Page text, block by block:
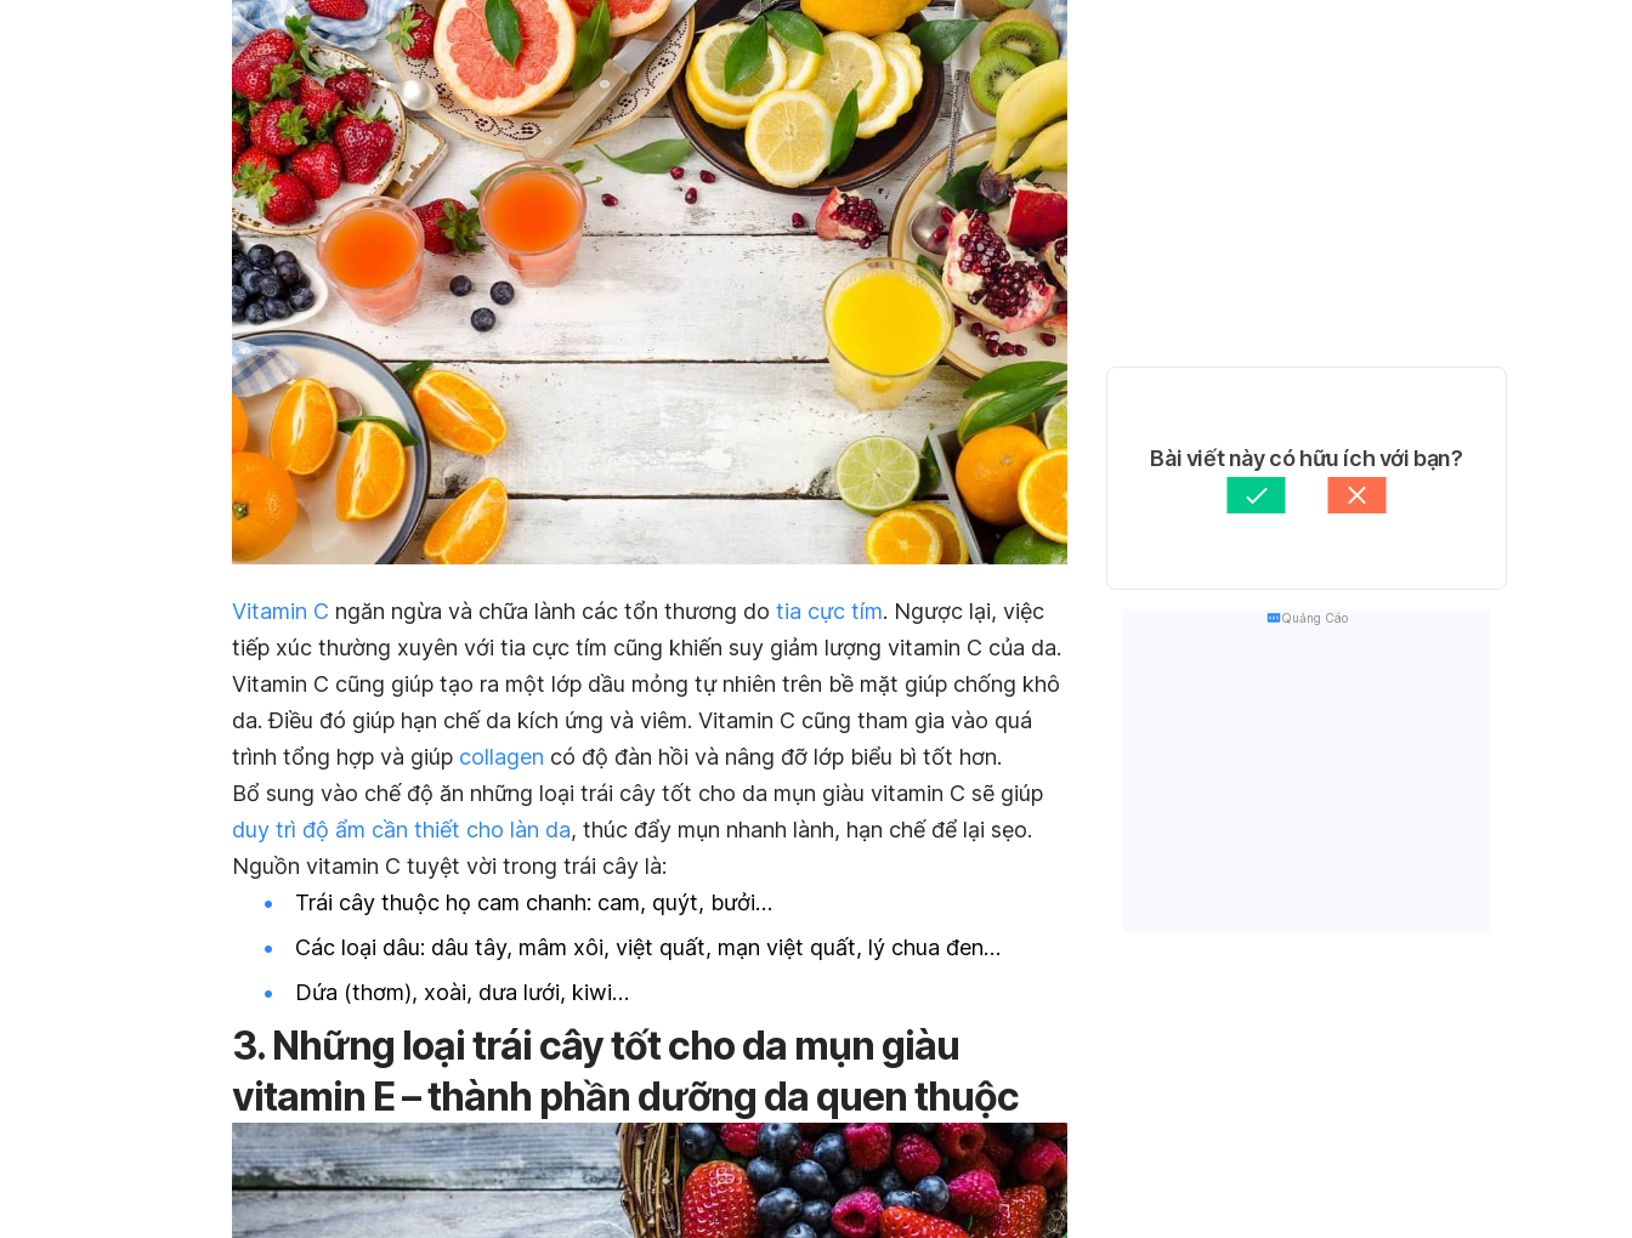
Vitamin C ngăn ngừa và chữa lành các tổn thương do tia cực tím. Ngược lại, việc
tiếp xúc thường xuyên với tia cực tím cũng khiến suy giảm lượng vitamin C của da.
Vitamin C cũng giúp tạo ra một lớp dầu mỏng tự nhiên trên bề mặt giúp chống khô
da. Điều đó giúp hạn chế da kích ứng và viêm. Vitamin C cũng tham gia vào quá
trình tổng hợp và giúp collagen có độ đàn hồi và nâng đỡ lớp biểu bì tốt hơn.
Bổ sung vào chế độ ăn những loại trái cây tốt cho da mụn giàu vitamin C sẽ giúp
duy trì độ ẩm cần thiết cho làn da, thúc đẩy mụn nhanh lành, hạn chế để lại sẹo.
Nguồn vitamin C tuyệt vời trong trái cây là:
Trái cây thuộc họ cam chanh: cam, quýt, bưởi…
Các loại dâu: dâu tây, mâm xôi, việt quất, mạn việt quất, lý chua đen…
Dứa (thơm), xoài, dưa lưới, kiwi…
3. Những loại trái cây tốt cho da mụn giàu
vitamin E – thành phần dưỡng da quen thuộc
Bài viết này có hữu ích với bạn?
Quảng Cáo